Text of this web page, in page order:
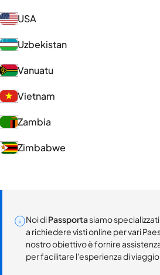
USA
Uzbekistan
Vanuatu
Vietnam
Zambia
Zimbabwe
Noi diPassportasiamo
a richiedere visti online per vari
nostro obiettivo è fornire
per facilitare l'esperienza di